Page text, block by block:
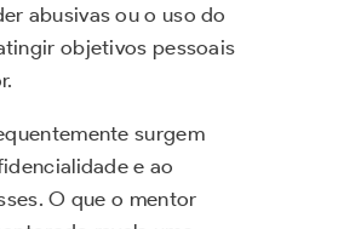
abusivas ou o uso do
objetivos pessoais
surgem
e ao
O que o mentor